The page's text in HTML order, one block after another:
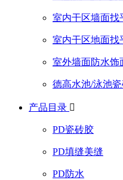
室内干区墙面找
室内干区地面找
室外墙面防水饰
德高水池/泳池
产品目录 
PD瓷砖胶
PD填缝美缝
PD防水